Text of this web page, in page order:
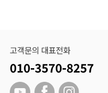
고객문의 대표전화
010-3570-8257